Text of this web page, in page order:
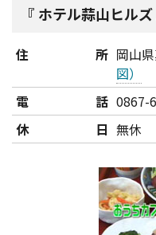
ホテル蒜山ヒルズ
住所 岡山
図）
電話 0867-
休日 無休